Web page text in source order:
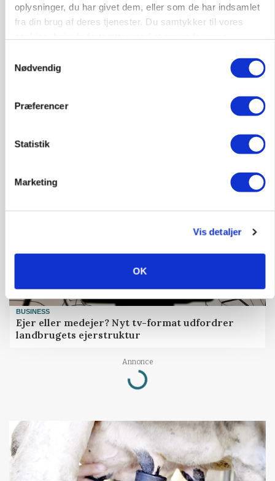
oplysninger, du har givet dem, eller som de har indsamlet
fra din brug af deres tjenester. Du samtykker til vores
Nødvendig
Præferencer
Statistik
Marketing
Vis detaljer
OK
presser markedet
BUSINESS
Ejer eller medejer? Nyt tv-format udfordrer
landbrugets ejerstruktur
Annonce
Loading...